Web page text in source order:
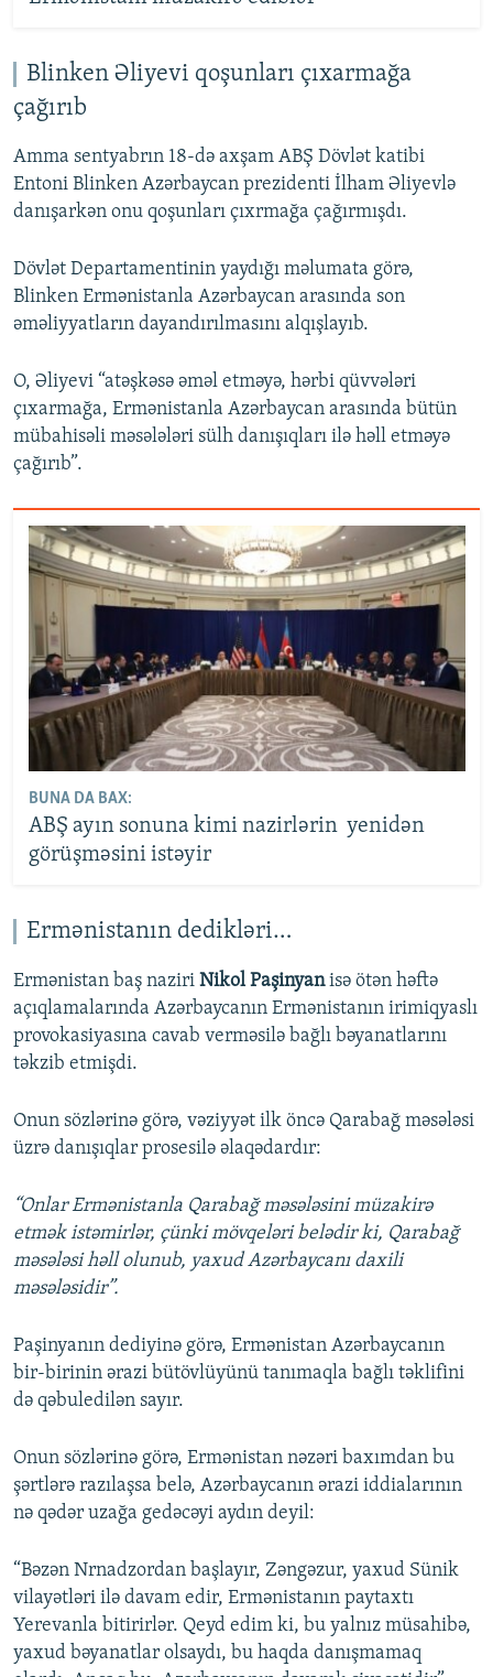
Blinken Əliyevi qoşunları çıxarmağa
çağırıb
Amma sentyabrın 18-də axşam ABŞ Dövlət katibi
Entoni Blinken Azərbaycan prezidenti İlham Əliyevlə
danışarkən onu qoşunları çıxrmağa çağırmışdı.
Dövlət Departamentinin yaydığı məlumata görə,
Blinken Ermənistanla Azərbaycan arasında son
əməliyyatların dayandırılmasını alqışlayıb.
O, Əliyevi “atəşkəsə əməl etməyə, hərbi qüvvələri
çıxarmağa, Ermənistanla Azərbaycan arasında bütün
mübahisəli məsələləri sülh danışıqları ilə həll etməyə
çağırıb”.
BUNA DA BAX:
ABŞ ayın sonuna kimi nazirlərin yenidən
görüşməsini istəyir
Ermənistanın dedikləri…
Ermənistan baş naziri Nikol Paşinyanisə ötən həftə
açıqlamalarında Azərbaycanın Ermənistanın irimiqyaslı
provokasiyasına cavab verməsilə bağlı bəyanatlarını
təkzib etmişdi.
Onun sözlərinə görə, vəziyyət ilk öncə Qarabağ məsələsi
üzrə danışıqlar prosesilə əlaqədardır:
“Onlar Ermənistanla Qarabağ məsələsini müzakirə
etmək istəmirlər, çünki mövqeləri belədir ki, Qarabağ
məsələsi həll olunub, yaxud Azərbaycanı daxili
məsələsidir”.
Paşinyanın dediyinə görə, Ermənistan Azərbaycanın
bir-birinin ərazi bütövlüyünü tanımaqla bağlı təklifini
də qəbuledilən sayır.
Onun sözlərinə görə, Ermənistan nəzəri baxımdan bu
şərtlərə razılaşsa belə, Azərbaycanın ərazi iddialarının
nə qədər uzağa gedəcəyi aydın deyil:
“Bəzən Nrnadzordan başlayır, Zəngəzur, yaxud Sünik
vilayətləri ilə davam edir, Ermənistanın paytaxtı
Yerevanla bitirirlər. Qeyd edim ki, bu yalnız müsahibə,
yaxud bəyanatlar olsaydı, bu haqda danışmamaq